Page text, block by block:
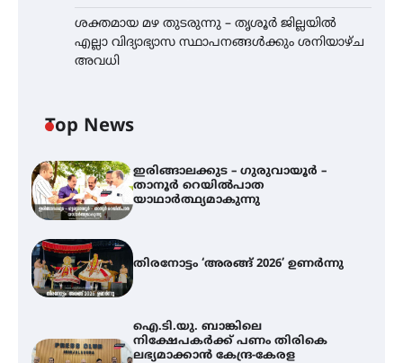
ശക്തമായ മഴ തുടരുന്നു – തൃശൂർ ജില്ലയിൽ
എല്ലാ വിദ്യാഭ്യാസ സ്ഥാപനങ്ങൾക്കും ശനിയാഴ്ച
അവധി
Top News
ഇരിങ്ങാലക്കുട – ഗുരുവായൂർ –
താനൂർ റെയിൽപാത
യാഥാർത്ഥ്യമാകുന്നു
തിരനോട്ടം ‘അരങ്ങ് 2026’ ഉണർന്നു
ഐ.ടി.യു. ബാങ്കിലെ
നിക്ഷേപകർക്ക് പണം തിരികെ
ലഭ്യമാക്കാൻ കേന്ദ്ര-കേരള